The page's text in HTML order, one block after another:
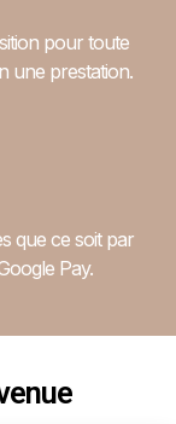
pour toute
une prestation.
que ce soit par
Pay.